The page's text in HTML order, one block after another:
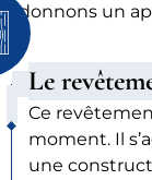
donnons un
Le
Ce
moment. Il
une